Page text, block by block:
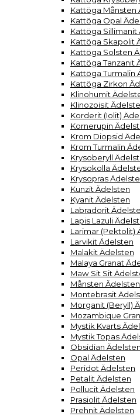
Kattöga Månsten
Kattöga Opal
Kattöga Sillimanit
Kattöga Skapolit
Kattöga Solsten
Kattöga Tanzanit
Kattöga Turmalin
Kattöga Zirkon
Klinohumit
Klinozoisit
Korderit (Iolit)
Kornerupin
Krom Diopsid
Krom Turmalin
Krysoberyll
Krysokolla
Krysopras
Kunzit Ädelsten
Kyanit Ädelsten
Labradorit
Lapis Lazuli
Larimar (Pektolit)
Larvikit Ädelsten
Malakit Ädelsten
Malaya Granat
Maw Sit Sit
Månsten Ädelsten
Montebrasit
Morganit (Beryll)
Mozambique
Mystik Kvarts
Mystik Topas
Obsidian Ädelsten
Opal Ädelsten
Peridot Ädelsten
Petalit Ädelsten
Pollucit Ädelsten
Prasiolit Ädelsten
Prehnit Ädelsten